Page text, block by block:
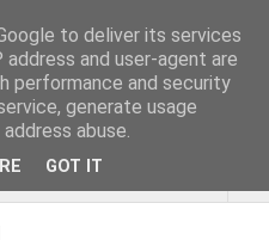
to deliver its services
and user-agent are
performance and security
generate usage
abuse.
GOT IT